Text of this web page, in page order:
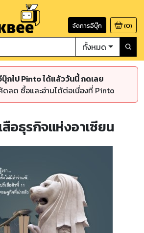
จัดการอีบุ๊ก (0)
ทั้งหมด
บุ๊กไป Pinto ได้แล้ววันนี้ กดเลย
ดลด ซื้อและอ่านได้ต่อเนื่องที่ Pinto
สือธุรกิจแห่งอาเซียน